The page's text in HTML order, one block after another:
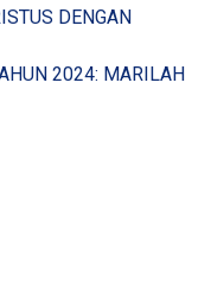
DENGAN
2024: MARILAH